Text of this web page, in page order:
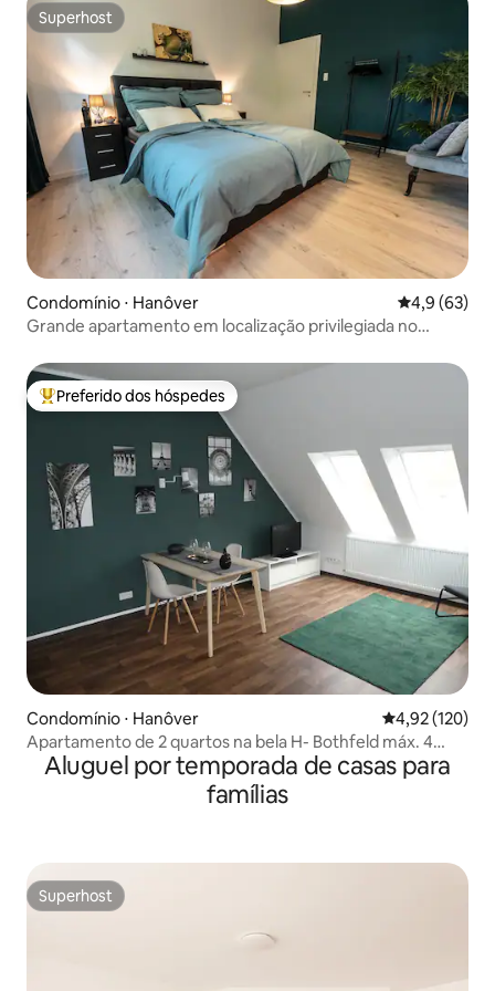
Superhost
Superhost
Condomínio ⋅ Hanôver 4,9 de uma
4,9 (63)
Grande apartamento em localização privilegiada no
Entre os melhores preferidos dos hóspedes
Preferido dos hóspedes
Condomínio ⋅ Hanôver 4,92 de uma
4,92 (120)
Apartamento de 2 quartos na bela H- Bothfeld máx. 4
pessoas
Aluguel por temporada de casas para
famílias
Superhost
Superhost